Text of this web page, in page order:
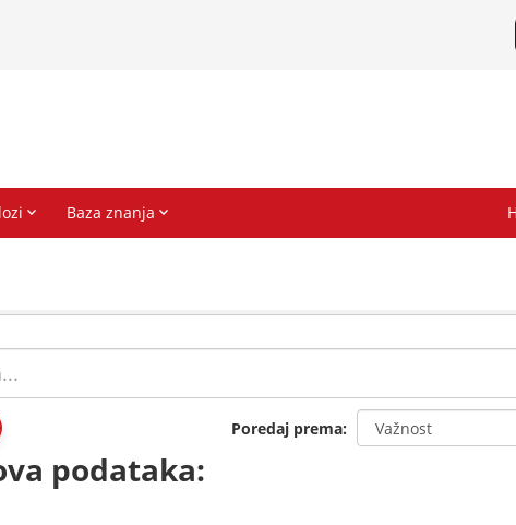
Poredaj prema
podataka: